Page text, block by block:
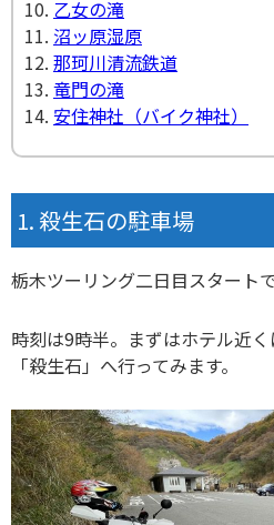
乙女の滝
沼ッ原湿原
那珂川清流鉄道
竜門の滝
安住神社（バイク神社）
殺生石の駐車場
栃木ツーリング二日目スタートで
時刻は9時半。まずはホテル近
「殺生石」へ行ってみます。